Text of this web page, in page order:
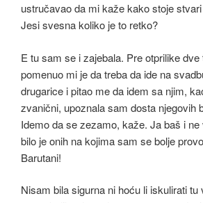
ustručavao da mi kaže kako stoje
Jesi svesna koliko je to retko?
E tu sam se i zajebala. Pre otprilike dve
pomenuo mi je da treba da ide na
drugarice i pitao me da idem sa njim,
zvanični, upoznala sam dosta njegovih
Idemo da se zezamo, kaže. Ja baš i
bilo je onih na kojima sam se bolje
Barutani!
Nisam bila sigurna ni hoću li iskulirati tu